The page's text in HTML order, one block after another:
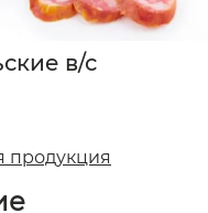
в/с
продукция